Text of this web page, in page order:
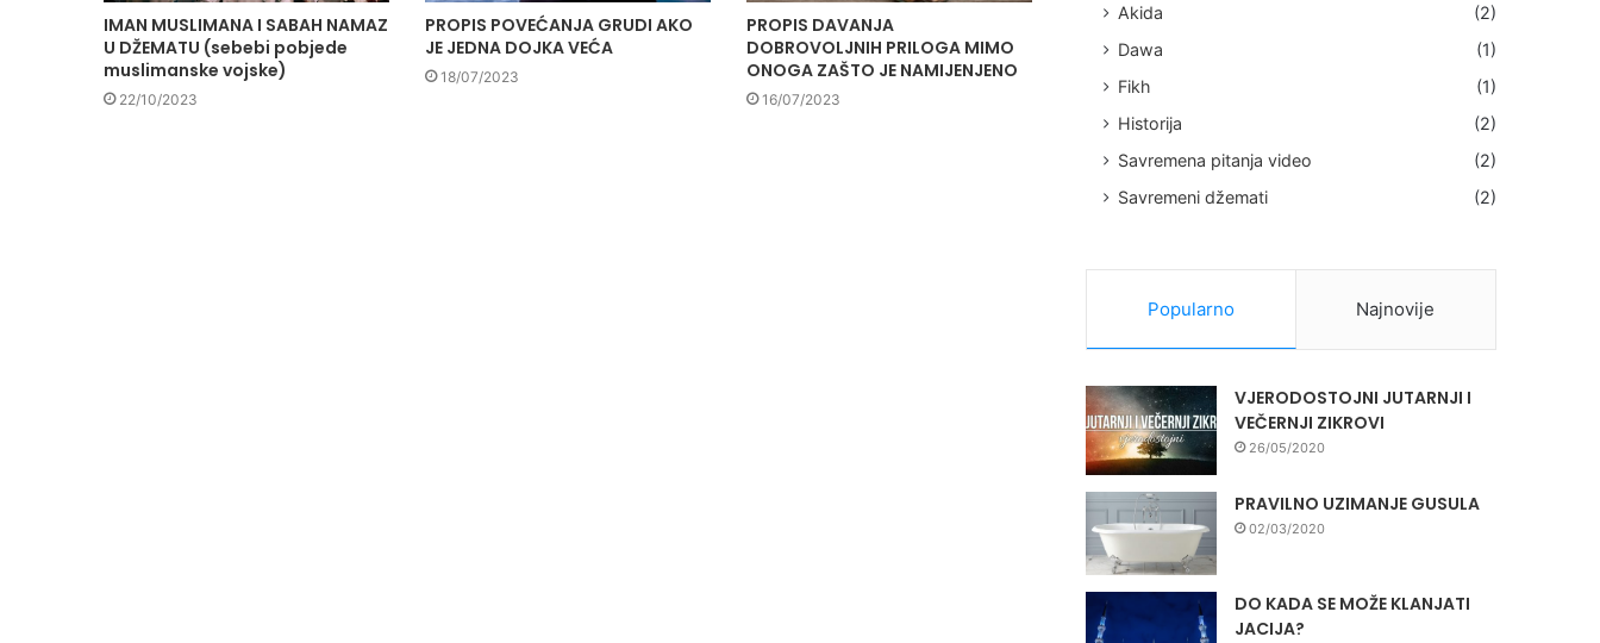
IMAN MUSLIMANA I SABAH NAMAZ
U DŽEMATU (sebebi pobjede
muslimanske vojske)
22/10/2023
PROPIS POVEĆANJA GRUDI AKO
JE JEDNA DOJKA VEĆA
18/07/2023
PROPIS DAVANJA
DOBROVOLJNIH PRILOGA MIMO
ONOGA ZAŠTO JE NAMIJENJENO
16/07/2023
Akida
(2)
Dawa
(1)
Fikh
(1)
Historija
(2)
Savremena pitanja video
(2)
Savremeni džemati
(2)
Popularno Najnovije
VJERODOSTOJNI JUTARNJI I
VEČERNJI ZIKROVI
26/05/2020
PRAVILNO UZIMANJE GUSULA
02/03/2020
DO KADA SE MOŽE KLANJATI
JACIJA?